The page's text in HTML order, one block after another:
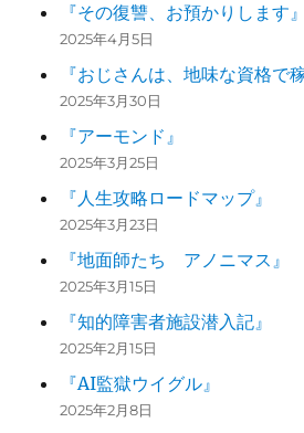
『その復讐、お預かりします』
2025年4月5日
『おじさんは、地味な資格で
2025年3月30日
『アーモンド』
2025年3月25日
『人生攻略ロードマップ』
2025年3月23日
『地面師たち アノニマス』
2025年3月15日
『知的障害者施設潜入記』
2025年2月15日
『AI監獄ウイグル』
2025年2月8日